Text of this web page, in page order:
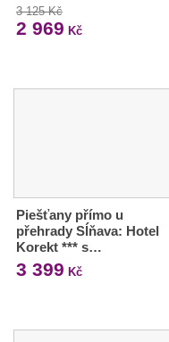
3 125 Kč
2 969 Kč
Piešťany přímo u
přehrady Sĺňava: Hotel
Korekt *** s…
3 399 Kč